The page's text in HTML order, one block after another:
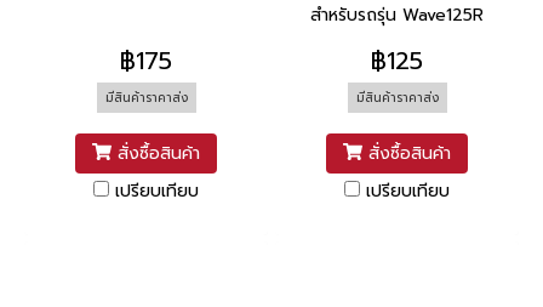
฿175
มีสินค้าราคาส่ง
สั่งซื้อสินค้า
เปรียบเทียบ
สำหรับรถรุ่น Wave125R
฿125
มีสินค้าราคาส่ง
สั่งซื้อสินค้า
เปรียบเทียบ